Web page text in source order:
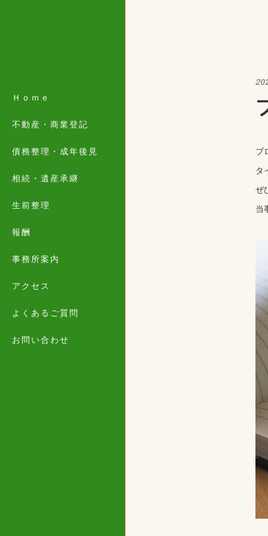
Ｈｏｍｅ
不動産・商業登記
債務整理・成年後見
相続・遺産承継
生前整理
報酬
事務所案内
アクセス
よくあるご質問
お問い合わせ
ブ
タ
ぜ
当